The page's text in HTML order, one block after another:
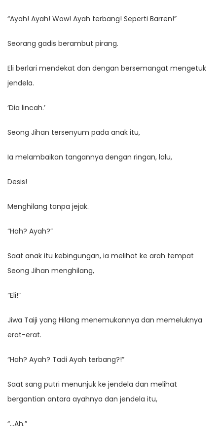
“Ayah! Ayah! Wow! Ayah terbang! Seperti Barren!”
Seorang gadis berambut pirang.
Eli berlari mendekat dan dengan bersemangat mengetuk
jendela.
‘Dia lincah.’
Seong Jihan tersenyum pada anak itu,
Ia melambaikan tangannya dengan ringan, lalu,
Desis!
Menghilang tanpa jejak.
“Hah? Ayah?”
Saat anak itu kebingungan, ia melihat ke arah tempat
Seong Jihan menghilang,
“Eli!”
Jiwa Taiji yang Hilang menemukannya dan memeluknya
erat-erat.
“Hah? Ayah? Tadi Ayah terbang?!”
Saat sang putri menunjuk ke jendela dan melihat
bergantian antara ayahnya dan jendela itu,
“…Ah.”